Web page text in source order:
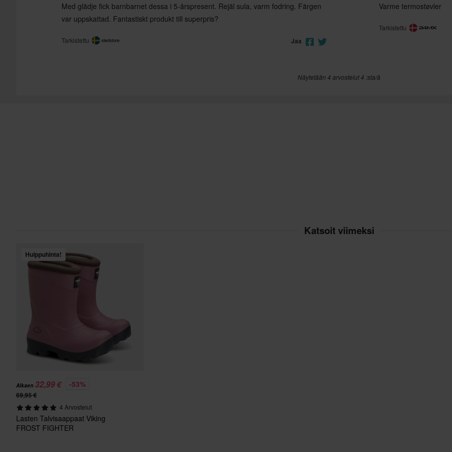
Med glädje fick barnbarnet dessa i 5-årspresent. Rejäl sula, varm fodring. Färgen
var uppskattad. Fantastiskt produkt till superpris?
Tarkistettu Jaa
Varme termostøvler
Tarkistettu
Näytetään 4 arvostelut 4 :sta/ä
Katsoit viimeksi
Huippuhinta!
Alkaen 32,99 € -53%
69,95 €
4 Arvostelut
Lasten Talvisaappaat Viking
FROST FIGHTER